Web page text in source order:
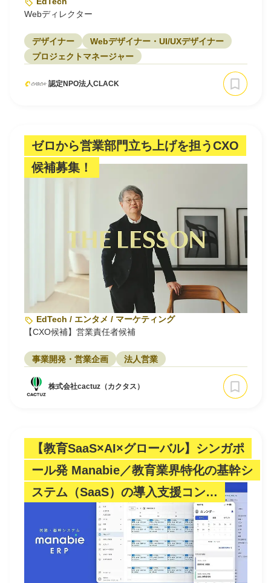
Webディレクター
デザイナー
Webデザイナー・UI/UXデザイナー
プロジェクトマネージャー
認定NPO法人CLACK
ゼロから営業部門立ち上げを担うCXO
候補募集！
EdTech / エンタメ / マーケティング
【CXO候補】営業責任者候補
事業開発・営業企画 法人営業
株式会社cactuz（カクタス）
【教育SaaS×AI×グローバル】シンガポ
ール発 Manabie／教育業界特化の基幹シ
ステム（SaaS）の導入支援コン…